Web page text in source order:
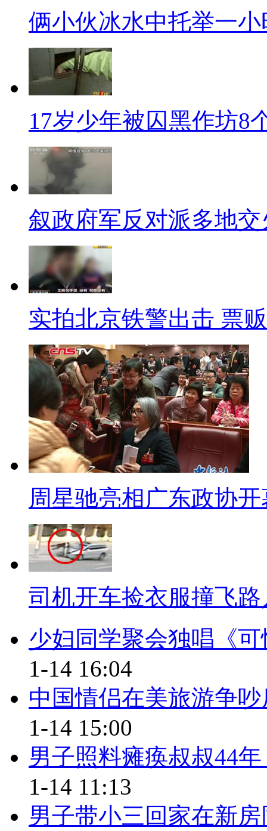
【同期】(香格里拉独克宗古
【解说】究竟是什么原因导
支队支队长陈天昌对此作出解答
【同期】(迪庆州公安消防支
问题，这个是咱们在前期工作
个消防栓没有水的问题，咱们
【解说】对于独克宗古城的
点不仅在于监测较难，消防管
就值得借鉴，不仅消防车是定
小标题：传统智慧不被尊重
【解说】而对于古城房屋多为
子、掀房顶”等老办法。因为藏
起来不费事”。不巧的是，去年
众住房安全，发放补贴鼓励群
部分房顶拆卸困难，也加剧了火
云南迪庆州文物所所长李钢介
的“学问”，现如今都被忽视了
存理念和智慧，房屋预留很大
宗古城里以前的许多建筑空间
村规民约对建筑“私搭乱建”的
节，“有司”会用一把特制的“大
例外。
【口播】“月光之城”成“火光
局已经发出紧急通知，要求全
隐患来不得半点松懈和侥幸！
发形成的安全隐患、消防准备
城大火真的烧出其他景区“一身
是上策。
二、记者眼
【口播】10分钟，1245张火车
俩小伙冰水中托举一
17岁少年被囚黑作坊8
叙政府军反对派多地
实拍北京铁警出击 票
周星驰亮相广东政协
司机开车捡衣服撞飞路
少妇同学聚会独唱《
1-14 16:04
中国情侣在美旅游争
1-14 15:00
男子照料瘫痪叔叔44
1-14 11:13
男子带小三回家在新